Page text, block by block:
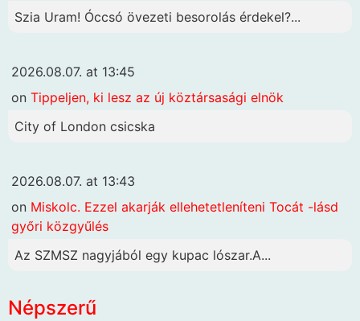
Szia Uram! Óccsó övezeti besorolás érdekel?...
2026.08.07. at 13:45
on Tippeljen, ki lesz az új köztársasági elnök
City of London csicska
2026.08.07. at 13:43
on Miskolc. Ezzel akarják ellehetetleníteni Tocát -lásd
győri közgyűlés
Az SZMSZ nagyjából egy kupac lószar.A...
Népszerű